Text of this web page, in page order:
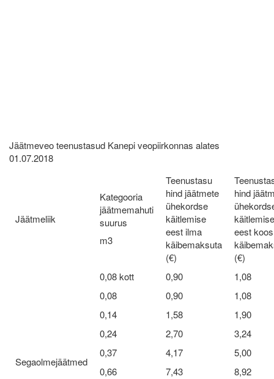
Jäätmeveo teenustasud Kanepi veopiirkonnas alates
01.07.2018
Jäätmeliik
Kategooria
jäätmemahuti
suurus
m3
Teenustasu
hind jäätmete
ühekordse
käitlemise
eest ilma
käibemaksuta
(€)
hind
käitlemise
eest koos
(€)
Segaolmejäätmed
0,08 kott 0,90
1,08
0,08
0,90
1,08
0,14
1,58
1,90
0,24
2,70
3,24
0,37
4,17
5,00
0,66
7,43
8,92